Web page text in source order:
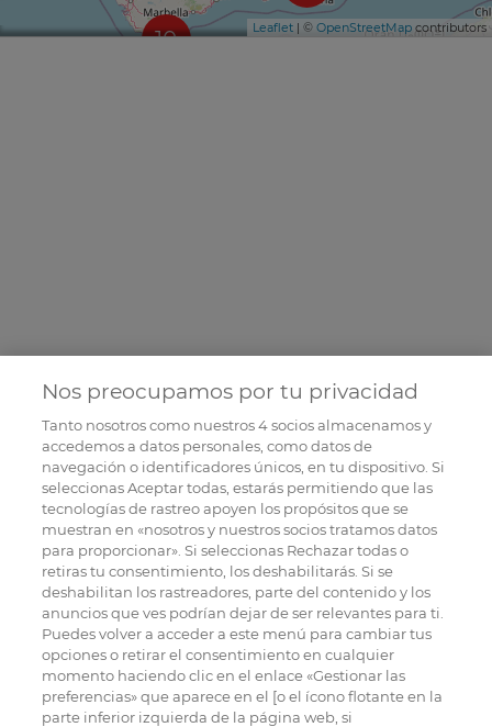
10 Leaflet | © OpenStreetMap contributors
Nos preocupamos por tu privacidad
Tanto nosotros como nuestros4socios almacenamos y
accedemos a datos personales, como datos de
navegación o identificadores únicos, en tu dispositivo. Si
seleccionas Aceptar todas, estarás permitiendo que las
tecnologías de rastreo apoyen los propósitos que se
muestran en «nosotros y nuestros socios tratamos datos
para proporcionar». Si seleccionas Rechazar todas o
retiras tu consentimiento, los deshabilitarás. Si se
deshabilitan los rastreadores, parte del contenido y los
anuncios que ves podrían dejar de ser relevantes para ti.
Puedes volver a acceder a este menú para cambiar tus
opciones o retirar el consentimiento en cualquier
momento haciendo clic en el enlace «Gestionar las
preferencias» que aparece en el [o el ícono flotante en la
parte inferior izquierda de la página web, si